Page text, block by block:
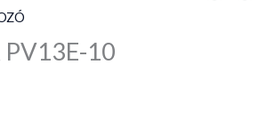
PV13E-10